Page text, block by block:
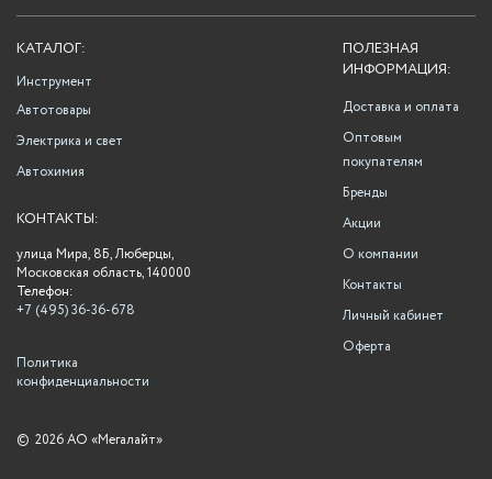
ПОЛЕЗНАЯ
ИНФОРМАЦИЯ:
Доставка и оплата
Оптовым
покупателям
Бренды
Акции
О компании
Контакты
Личный кабинет
Оферта
КАТАЛОГ:
Инструмент
Автотовары
Электрика и свет
Автохимия
КОНТАКТЫ:
улица Мира, 8Б, Люберцы,
Московская область, 140000
Телефон:
+7 (495) 36-36-678
Политика
конфиденциальности
© 2026 АО «Мегалайт»